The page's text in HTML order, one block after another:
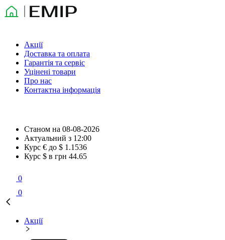
Акції
Доставка та оплата
Гарантія та сервіс
Уцінені товари
Про нас
Контактна інформація
Станом на 08-08-2026
Актуальний з 12:00
Курс € до $ 1.1536
Курс $ в грн 44.65
0
0
Акції